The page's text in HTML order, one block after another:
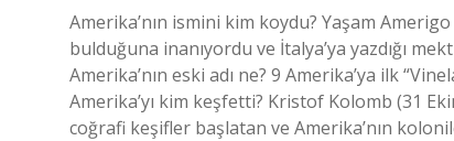
Amerika’nın ismini kim koydu? Yaşam
bulduğuna inanıyordu ve İtalya’ya yazdığı
Amerika’nın eski adı ne? 9 Amerika’ya ilk
Amerika’yı kim keşfetti? Kristof Kolomb (31
coğrafi keşifler başlatan ve Amerika’nın